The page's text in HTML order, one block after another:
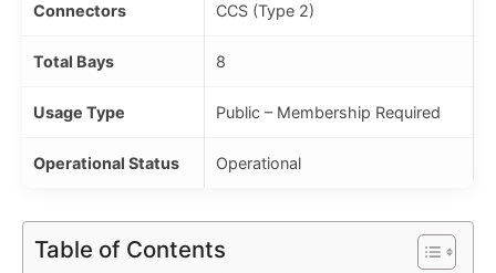
Connectors CCS (Type 2)
Total Bays 8
Usage Type Public – Membership Required
Operational Status Operational
Table of Contents